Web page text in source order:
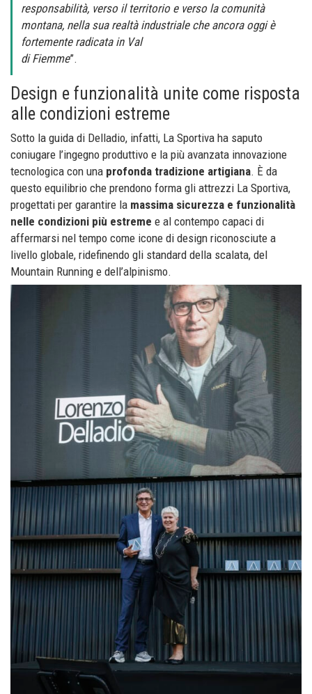
responsabilità, verso il territorio e verso la comunità
montana, nella sua realtà industriale che ancora oggi è
fortemente radicata in Val
di Fiemme”.
Design e funzionalità unite come risposta
alle condizioni estreme
Sotto la guida di Delladio, infatti, La Sportiva ha saputo
coniugare l’ingegno produttivo e la più avanzata innovazione
tecnologica con una profonda tradizione artigiana. È da
questo equilibrio che prendono forma gli attrezzi La Sportiva,
progettati per garantire la massima sicurezza e funzionalità
nelle condizioni più estreme e al contempo capaci di
affermarsi nel tempo come icone di design riconosciute a
livello globale, ridefinendo gli standard della scalata, del
Mountain Running e dell’alpinismo.